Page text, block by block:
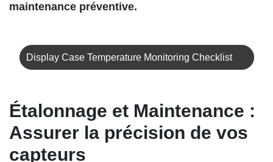
maintenance préventive.
Display Case Temperature Monitoring Checklist
Étalonnage et Maintenance :
Assurer la précision de vos
capteurs